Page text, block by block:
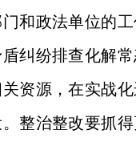
和政法单位的
纠纷排查化解
资源，在实战
。整治整改要抓